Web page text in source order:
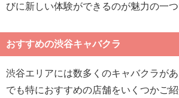
びに新しい体験ができるのが魅力の一つ
おすすめの渋谷キャバクラ
渋谷エリアには数多くのキャバクラが
でも特におすすめの店舗をいくつかご紹